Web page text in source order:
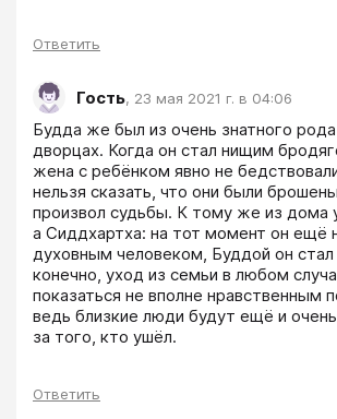
Ответить
Гость, 23 мая 2021 г. в 04:06
Будда же был из очень знатного
дворцах. Когда он стал нищим
жена с ребёнком явно не
нельзя сказать, что они были
произвол судьбы. К тому же из дома
а Сиддхартха: на тот момент он ещё
духовным человеком, Буддой он
конечно, уход из семьи в любом
показаться не вполне нравственным
ведь близкие люди будут ещё и
за того, кто ушёл.
Ответить